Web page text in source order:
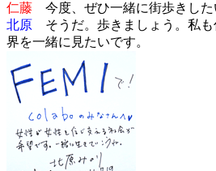
仁藤 今度、ぜひ一緒に街歩きした
北原 そうだ。歩きましょう。私
界を一緒に見たいです。